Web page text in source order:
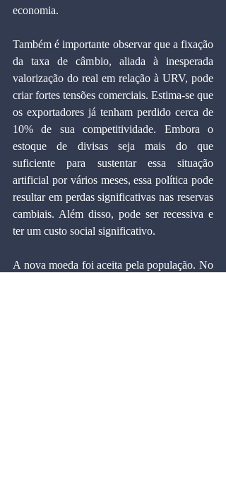
economia.
Também é importante observar que a fixação
da taxa de câmbio, aliada à inesperada
valorização do real em relação à URV, pode
criar fortes tensões comerciais. Estima-se que
os exportadores já tenham perdido cerca de
10% de sua competitividade. Embora o
estoque de divisas seja mais do que
suficiente para sustentar essa situação
artificial por vários meses, essa política pode
resultar em perdas significativas nas reservas
cambiais. Além disso, pode ser recessiva e
ter um custo social significativo.
A nova moeda foi aceita pela população. No